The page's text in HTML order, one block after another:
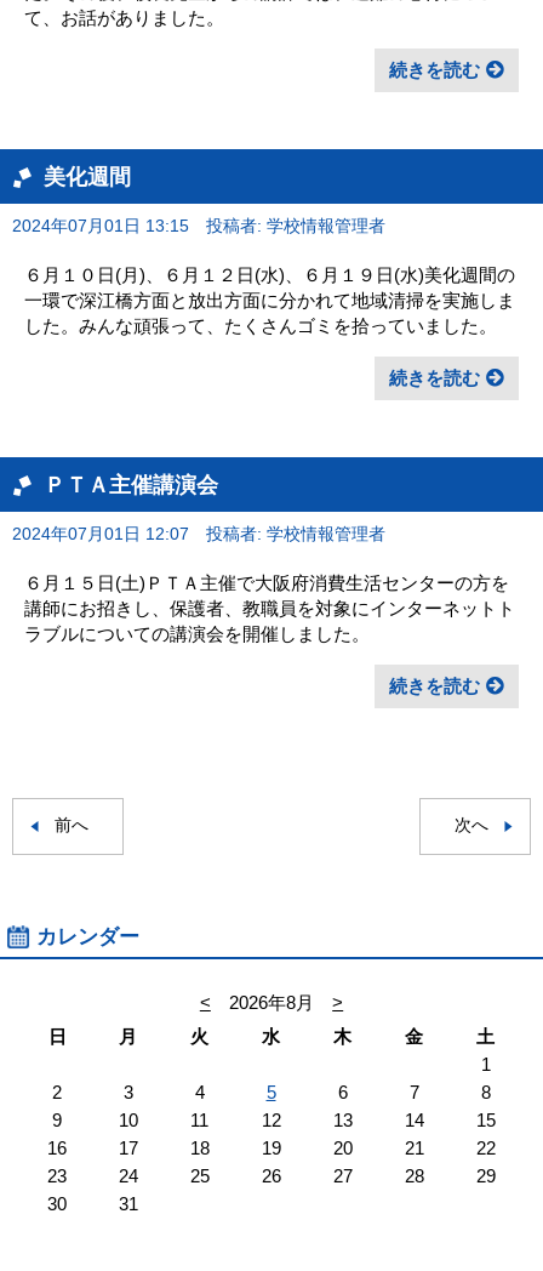
て、お話がありました。
続きを読む
美化週間
2024年07月01日 13:15 投稿者: 学校情報管理者
６月１０日(月)、６月１２日(水)、６月１９日(水)美化週間の
一環で深江橋方面と放出方面に分かれて地域清掃を実施しま
した。みんな頑張って、たくさんゴミを拾っていました。
続きを読む
ＰＴＡ主催講演会
2024年07月01日 12:07 投稿者: 学校情報管理者
６月１５日(土)ＰＴＡ主催で大阪府消費生活センターの方を
講師にお招きし、保護者、教職員を対象にインターネットト
ラブルについての講演会を開催しました。
続きを読む
前へ 次へ
カレンダー
< 2026年8月
>
日
月 火 水 木 金
土
1
2
3 4 5 6 7
8
9
10 11 12 13 14
15
16
17 18 19 20 21
22
23
24 25 26 27 28
29
30
31